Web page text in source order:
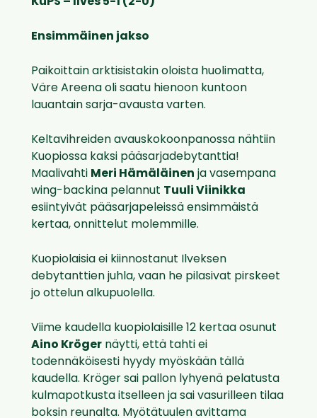
KuPS – Ilves 5-1 (2-0)
Ensimmäinen jakso
Paikoittain arktisistakin oloista huolimatta,
Väre Areena oli saatu hienoon kuntoon
lauantain sarja-avausta varten.
Keltavihreiden avauskokoonpanossa nähtiin
Kuopiossa kaksi pääsarjadebytanttia!
Maalivahti Meri Hämäläinen ja vasempana
wing-backina pelannut Tuuli Viinikka
esiintyivät pääsarjapeleissä ensimmäistä
kertaa, onnittelut molemmille.
Kuopiolaisia ei kiinnostanut Ilveksen
debytanttien juhla, vaan he pilasivat pirskeet
jo ottelun alkupuolella.
Viime kaudella kuopiolaisille 12 kertaa osunut
Aino Kröger näytti, että tahti ei
todennäköisesti hyydy myöskään tällä
kaudella. Kröger sai pallon lyhyenä pelatusta
kulmapotkusta itselleen ja sai vasurilleen tilaa
boksin reunalta. Myötätuulen avittama